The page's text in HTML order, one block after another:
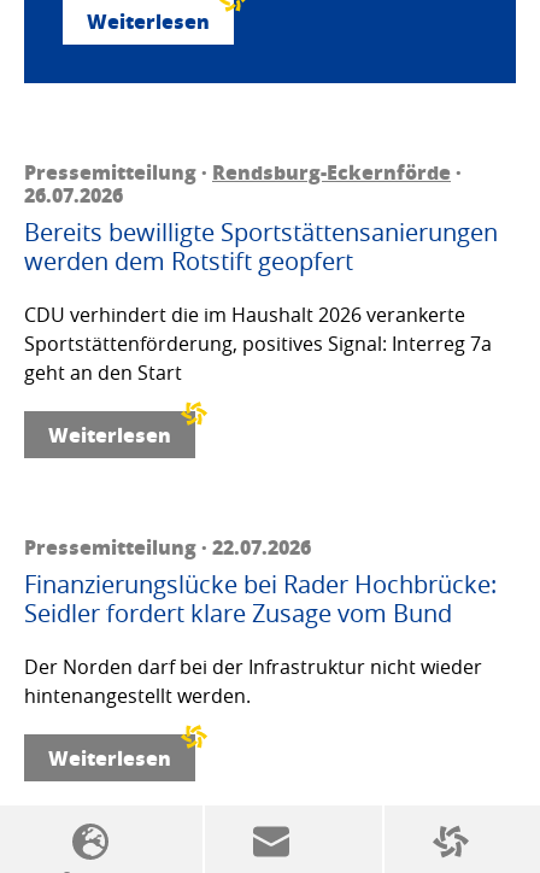
Weiterlesen
Pressemitteilung · Rendsburg-Eckernförde·
26.07.2026
Bereits bewilligte Sportstättensanierungen
werden dem Rotstift geopfert
CDU verhindert die im Haushalt 2026 verankerte
Sportstättenförderung, positives Signal: Interreg 7a
geht an den Start
Weiterlesen
Pressemitteilung · 22.07.2026
Finanzierungslücke bei Rader Hochbrücke:
Seidler fordert klare Zusage vom Bund
Der Norden darf bei der Infrastruktur nicht wieder
hintenangestellt werden.
Weiterlesen
SSW-Politik von A bis Z